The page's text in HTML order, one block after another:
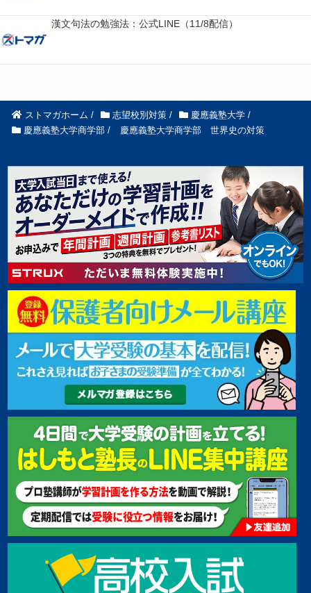
漢文句法の勉強法：公式LINE（11/8配信）
ストマガホーム / 志望校別対策 / 慶應義塾大学 /
慶應義塾大学商学部 / 慶應義塾大学商学部 世界史の対策